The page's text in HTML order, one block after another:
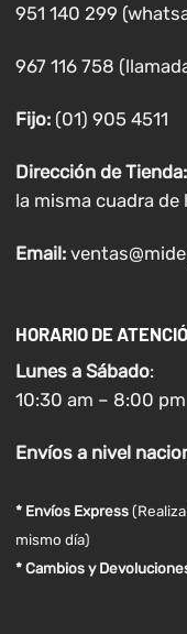
951 140 299
967 116 758
Fijo:(01) 905 4511
Dirección de Tienda:
la misma cuadra de
Email:
HORARIO DE
Lunes a Sábado:
10:30 am – 8:00 pm
Envíosa nivel
* Envíos Express
mismo día)
* Cambios y